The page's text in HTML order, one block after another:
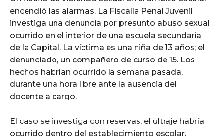
encendió las alarmas. La Fiscalía Penal Juvenil
investiga una denuncia por presunto abuso sexual
ocurrido en el interior de una escuela secundaria
de la Capital. La víctima es una niña de 13 años; el
denunciado, un compañero de curso de 15. Los
hechos habrían ocurrido la semana pasada,
durante una hora libre ante la ausencia del
docente a cargo.
El caso se investiga con reservas, el ultraje habría
ocurrido dentro del establecimiento escolar.